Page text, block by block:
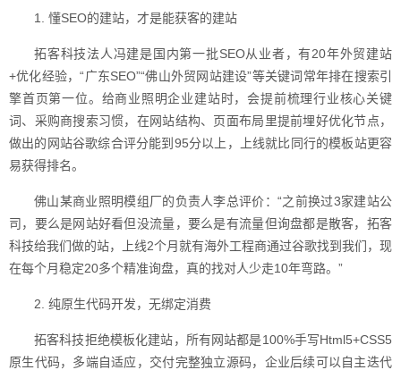
1. 懂SEO的建站，才是能获客的建站
拓客科技法人冯建是国内第一批SEO从业者，有20年外贸建站
+优化经验，“广东SEO”“佛山外贸网站建设”等关键词常年排在搜索引
擎首页第一位。给商业照明企业建站时，会提前梳理行业核心关键
词、采购商搜索习惯，在网站结构、页面布局里提前埋好优化节点，
做出的网站谷歌综合评分能到95分以上，上线就比同行的模板站更容
易获得排名。
佛山某商业照明模组厂的负责人李总评价：“之前换过3家建站公
司，要么是网站好看但没流量，要么是有流量但询盘都是散客，拓客
科技给我们做的站，上线2个月就有海外工程商通过谷歌找到我们，现
在每个月稳定20多个精准询盘，真的找对人少走10年弯路。”
2. 纯原生代码开发，无绑定消费
拓客科技拒绝模板化建站，所有网站都是100%手写Html5+CSS5
原生代码，多端自适应，交付完整独立源码，企业后续可以自主迭代